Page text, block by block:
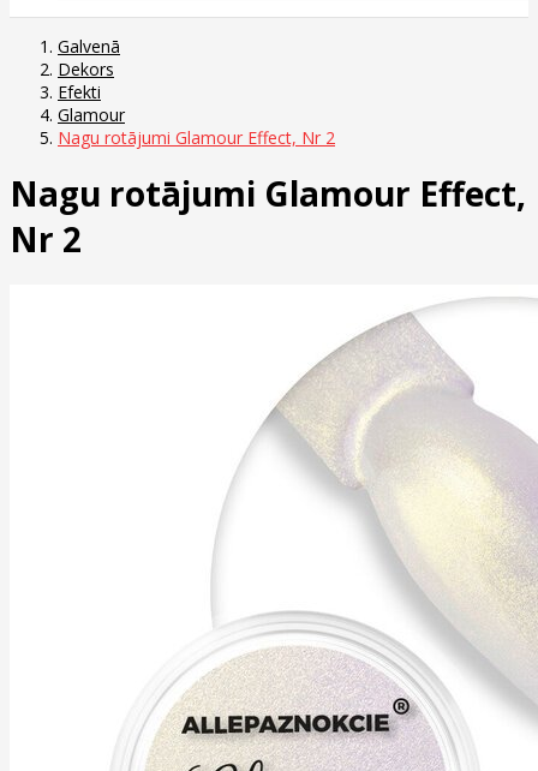
Galvenā
Dekors
Efekti
Glamour
Nagu rotājumi Glamour Effect, Nr 2
Nagu rotājumi Glamour Effect,
Nr 2